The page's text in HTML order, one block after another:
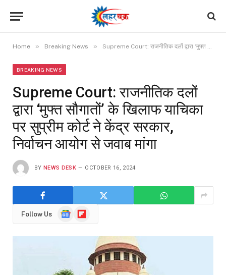
Home » Breaking News » Supreme Court: राजनीतिक दलों द्वारा ‘मुफ्त सौगातों’ के खिलाफ याचिका पर सुप्रीम कोर्ट ने केंद्र सरकार, निर्वाचन आयोग से जवाब मांगा
BREAKING NEWS
Supreme Court: राजनीतिक दलों
द्वारा ‘मुफ्त सौगातों’ के खिलाफ याचिका
पर सुप्रीम कोर्ट ने केंद्र सरकार,
निर्वाचन आयोग से जवाब मांगा
BY NEWS DESK OCTOBER 16, 2024
Follow Us
GoogleFlipboard